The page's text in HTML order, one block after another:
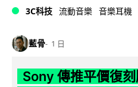
3C科技 流動音樂 音樂耳機
藍骨 1 日
Sony 傳推平價復